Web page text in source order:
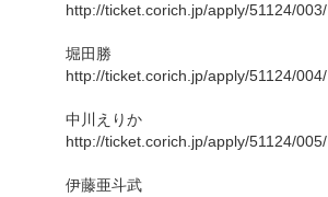
http://ticket.corich.jp/apply/51124/003/
堀田勝
http://ticket.corich.jp/apply/51124/004/
中川えりか
http://ticket.corich.jp/apply/51124/005/
伊藤亜斗武